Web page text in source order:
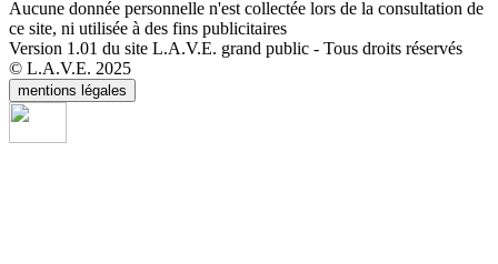
Aucune donnée personnelle n'est collectée lors de la consultation de
ce site, ni utilisée à des fins publicitaires
Version 1.01 du site L.A.V.E. grand public - Tous droits réservés
© L.A.V.E. 2025
mentions légales